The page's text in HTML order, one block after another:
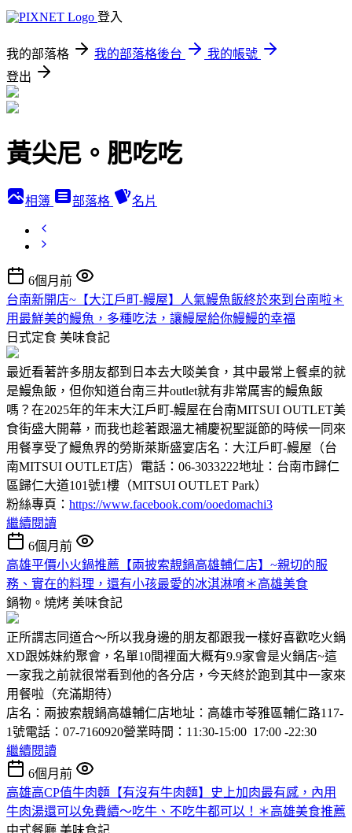
登入
我的部落格 我的部落格後台
我的帳號
登出
黃尖尼。肥吃吃
相簿 部落格 名片
6個月前
台南新開店~【大江戶町-鰻屋】人氣鰻魚飯終於來到台南啦＊
用最鮮美的鰻魚，多種吃法，讓鰻屋給你鰻鰻的幸福
日式定食 美味食記
最近看著許多朋友都到日本去大啖美食，其中最常上餐桌的就
是鰻魚飯，但你知道台南三井outlet就有非常厲害的鰻魚飯
嗎？在2025年的年末大江戶町-鰻屋在台南MITSUI OUTLET美
食街盛大開幕，而我也趁著跟溫ㄤ補慶祝聖誕節的時候一同來
用餐享受了鰻魚界的勞斯萊斯盛宴店名：大江戶町-鰻屋（台
南MITSUI OUTLET店）電話：06-3033222地址：台南市歸仁
區歸仁大道101號1樓（MITSUI OUTLET Park）
粉絲專頁： https://www.facebook.com/ooedomachi3
繼續閱讀
6個月前
高雄平價小火鍋推薦【兩披索靚鍋高雄輔仁店】~親切的服
務、實在的料理，還有小孩最愛的冰淇淋唷＊高雄美食
鍋物。燒烤 美味食記
正所謂志同道合～所以我身邊的朋友都跟我一樣好喜歡吃火鍋
XD跟姊妹約聚會，名單10間裡面大概有9.9家會是火鍋店~這
一家我之前就很常看到他的各分店，今天終於跑到其中一家來
用餐啦（充滿期待）
店名：兩披索靚鍋高雄輔仁店地址：高雄市苓雅區輔仁路117-
1號電話：07-7160920營業時間：11:30-15:00 17:00 -22:30
繼續閱讀
6個月前
高雄高CP值牛肉麵【有沒有牛肉麵】史上加肉最有感，內用
牛肉湯還可以免費續～吃牛、不吃牛都可以！＊高雄美食推薦
中式餐廳 美味食記